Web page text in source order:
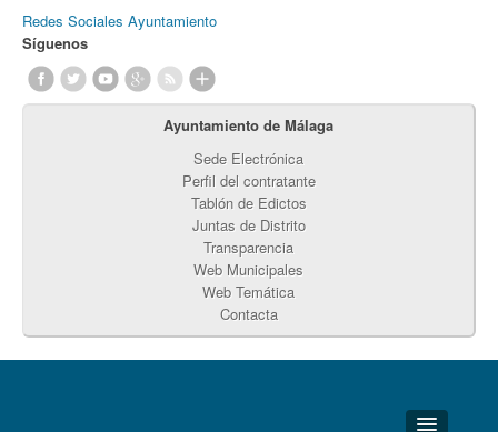
Redes Sociales Ayuntamiento
Síguenos
Ayuntamiento de Málaga
Sede Electrónica
Perfil del contratante
Tablón de Edictos
Juntas de Distrito
Transparencia
Web Municipales
Web Temática
Contacta